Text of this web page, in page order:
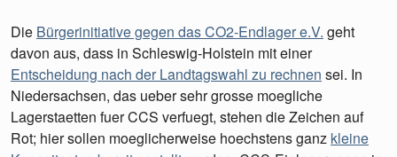
Die Bürgerinitiative gegen das CO2-Endlager e.V. geht
davon aus, dass in Schleswig-Holstein mit einer
Entscheidung nach der Landtagswahl zu rechnen sei. In
Niedersachsen, das ueber sehr grosse moegliche
Lagerstaetten fuer CCS verfuegt, stehen die Zeichen auf
Rot; hier sollen moeglicherweise hoechstens ganz kleine